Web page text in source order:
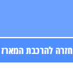
חזרה להרכבת המארז